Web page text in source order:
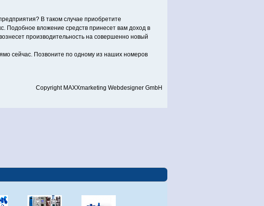
В таком случае приобретите
Подобное вложение средств принесет вам доход в
производительность на совершенно новый
сейчас. Позвоните по одному из наших номеров
Copyright MAXXmarketing Webdesigner GmbH